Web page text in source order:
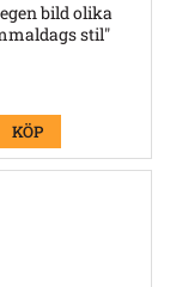
bild olika
stil"
KÖP